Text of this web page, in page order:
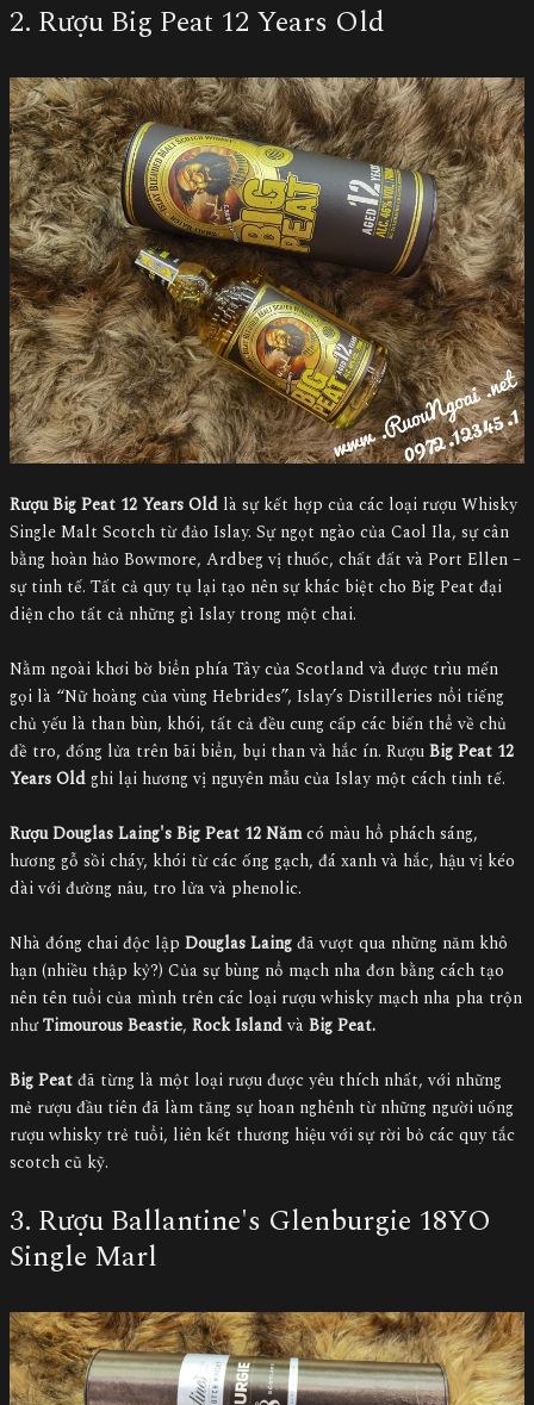
2. Rượu Big Peat 12 Years Old
Rượu Big Peat 12 Years Old là sự kết hợp của các loại rượu Whisky
Single Malt Scotch từ đảo Islay. Sự ngọt ngào của Caol Ila, sự cân
bằng hoàn hảo Bowmore, Ardbeg vị thuốc, chất đất và Port Ellen –
sự tinh tế. Tất cả quy tụ lại tạo nên sự khác biệt cho Big Peat đại
diện cho tất cả những gì Islay trong một chai.
Nằm ngoài khơi bờ biển phía Tây của Scotland và được trìu mến
gọi là “Nữ hoàng của vùng Hebrides”, Islay’s Distilleries nổi tiếng
chủ yếu là than bùn, khói, tất cả đều cung cấp các biến thể về chủ
đề tro, đống lửa trên bãi biển, bụi than và hắc ín. RượuBig Peat 12
Years Oldghi lại hương vị nguyên mẫu của Islay một cách tinh tế.
Rượu Douglas Laing's Big Peat 12 Nămcó màu hổ phách sáng,
hương gỗ sồi cháy, khói từ các ống gạch, đá xanh và hắc, hậu vị kéo
dài với đường nâu, tro lửa và phenolic.
Nhà đóng chai độc lập Douglas Laingđã vượt qua những năm khô
hạn (nhiều thập kỷ?) Của sự bùng nổ mạch nha đơn bằng cách tạo
nên tên tuổi của mình trên các loại rượu whisky mạch nha pha trộn
nhưTimourous Beastie, Rock Islandvà Big Peat.
Big Peatđã từng là một loại rượu được yêu thích nhất, với những
mẻ rượu đầu tiên đã làm tăng sự hoan nghênh từ những người uống
rượu whisky trẻ tuổi, liên kết thương hiệu với sự rời bỏ các quy tắc
scotch cũ kỹ.
3. Rượu Ballantine's Glenburgie 18YO
Single Marl